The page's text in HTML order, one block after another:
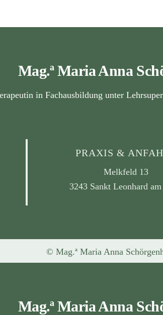
Mag.ªMaria Anna
in Fachausbildung unter
PRAXIS &
Melkfeld 13
3243 Sankt Leonhard
© Mag.ª Maria Anna
Mag.ªMaria Anna